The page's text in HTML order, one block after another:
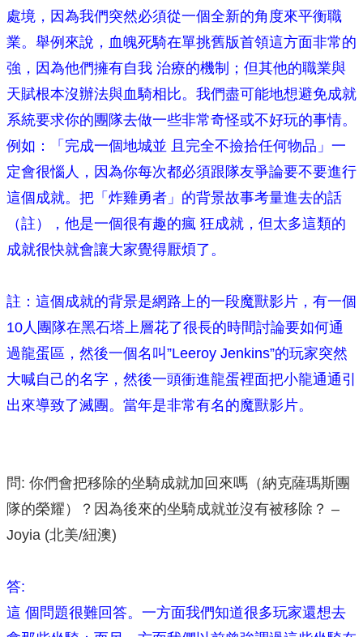
處境，因為我們突然必須從一個全新的角度來平衡職
業。舉例來說，血魄死騎在單挑舊版首領這方面非常的
強，因為他們擁有自我 治療的機制；但其他的職業與
天賦根本沒辦法與血騎相比。我們盡可能地想避免成就
系統要求你的團隊去做一些非常奇怪或不好玩的事情。
例如：「完成一個地城並 且完全不撿拾任何物品」一
定會很惱人，因為你每次都必須跟隊友爭論要不要進行
這個成就。把「炸雞勇者」的背景故事考量進去的話
（註），他是一個很有趣的瘋 狂成就，但太多這類的
成就很快就會讓大家覺得厭煩了。
註：這個成就的背景是網路上的一段魔獸影片，有一個
10人團隊在黑石塔上層花了很長的時間討論要如何通
過龍蛋區，然後一個名叫”Leeroy Jenkins”的玩家突然
大喊自己的名字，然後一頭衝進龍蛋裡面把小龍通通引
出來導致了滅團。當年是非常有名的魔獸影片。
問: 你們會把移除的坐騎成就加回來嗎（納克薩瑪斯團
隊的榮耀）？因為後來的坐騎成就並沒有被移除？ –
Joyia (北美/紐澳)
答:
這 個問題很難回答。一方面我們知道很多玩家還想去